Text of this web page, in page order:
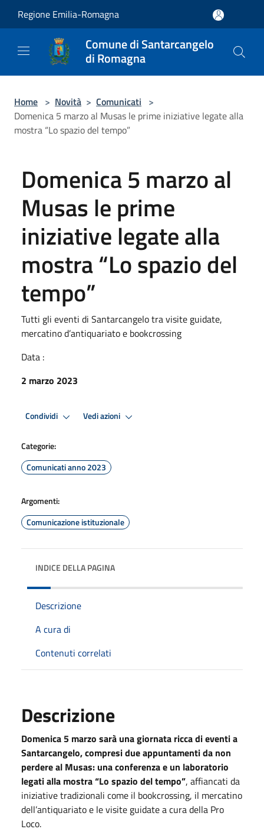
Regione Emilia-Romagna
Comune di Santarcangelo
di Romagna
Home > Novità > Comunicati >
Domenica 5 marzo al Musas le prime iniziative legate alla
mostra “Lo spazio del tempo”
Domenica 5 marzo al
Musas le prime
iniziative legate alla
mostra “Lo spazio del
tempo”
Tutti gli eventi di Santarcangelo tra visite guidate,
mercatino d’antiquariato e bookcrossing
Data :
2 marzo 2023
Condividi Vedi azioni
Categorie:
Comunicati anno 2023
Argomenti:
Comunicazione istituzionale
INDICE DELLA PAGINA
Descrizione
A cura di
Contenuti correlati
Descrizione
Domenica 5 marzo sarà una giornata ricca di eventi a
Santarcangelo, compresi due appuntamenti da non
perdere al Musas: una conferenza e un laboratorio
legati alla mostra “Lo spazio del tempo”, affiancati da
iniziative tradizionali come il bookcrossing, il mercatino
dell’antiquariato e le visite guidate a cura della Pro
Loco.